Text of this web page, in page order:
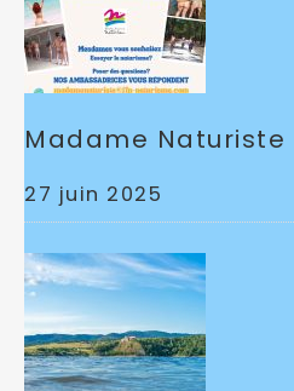
Madame Naturiste
27 juin 2025